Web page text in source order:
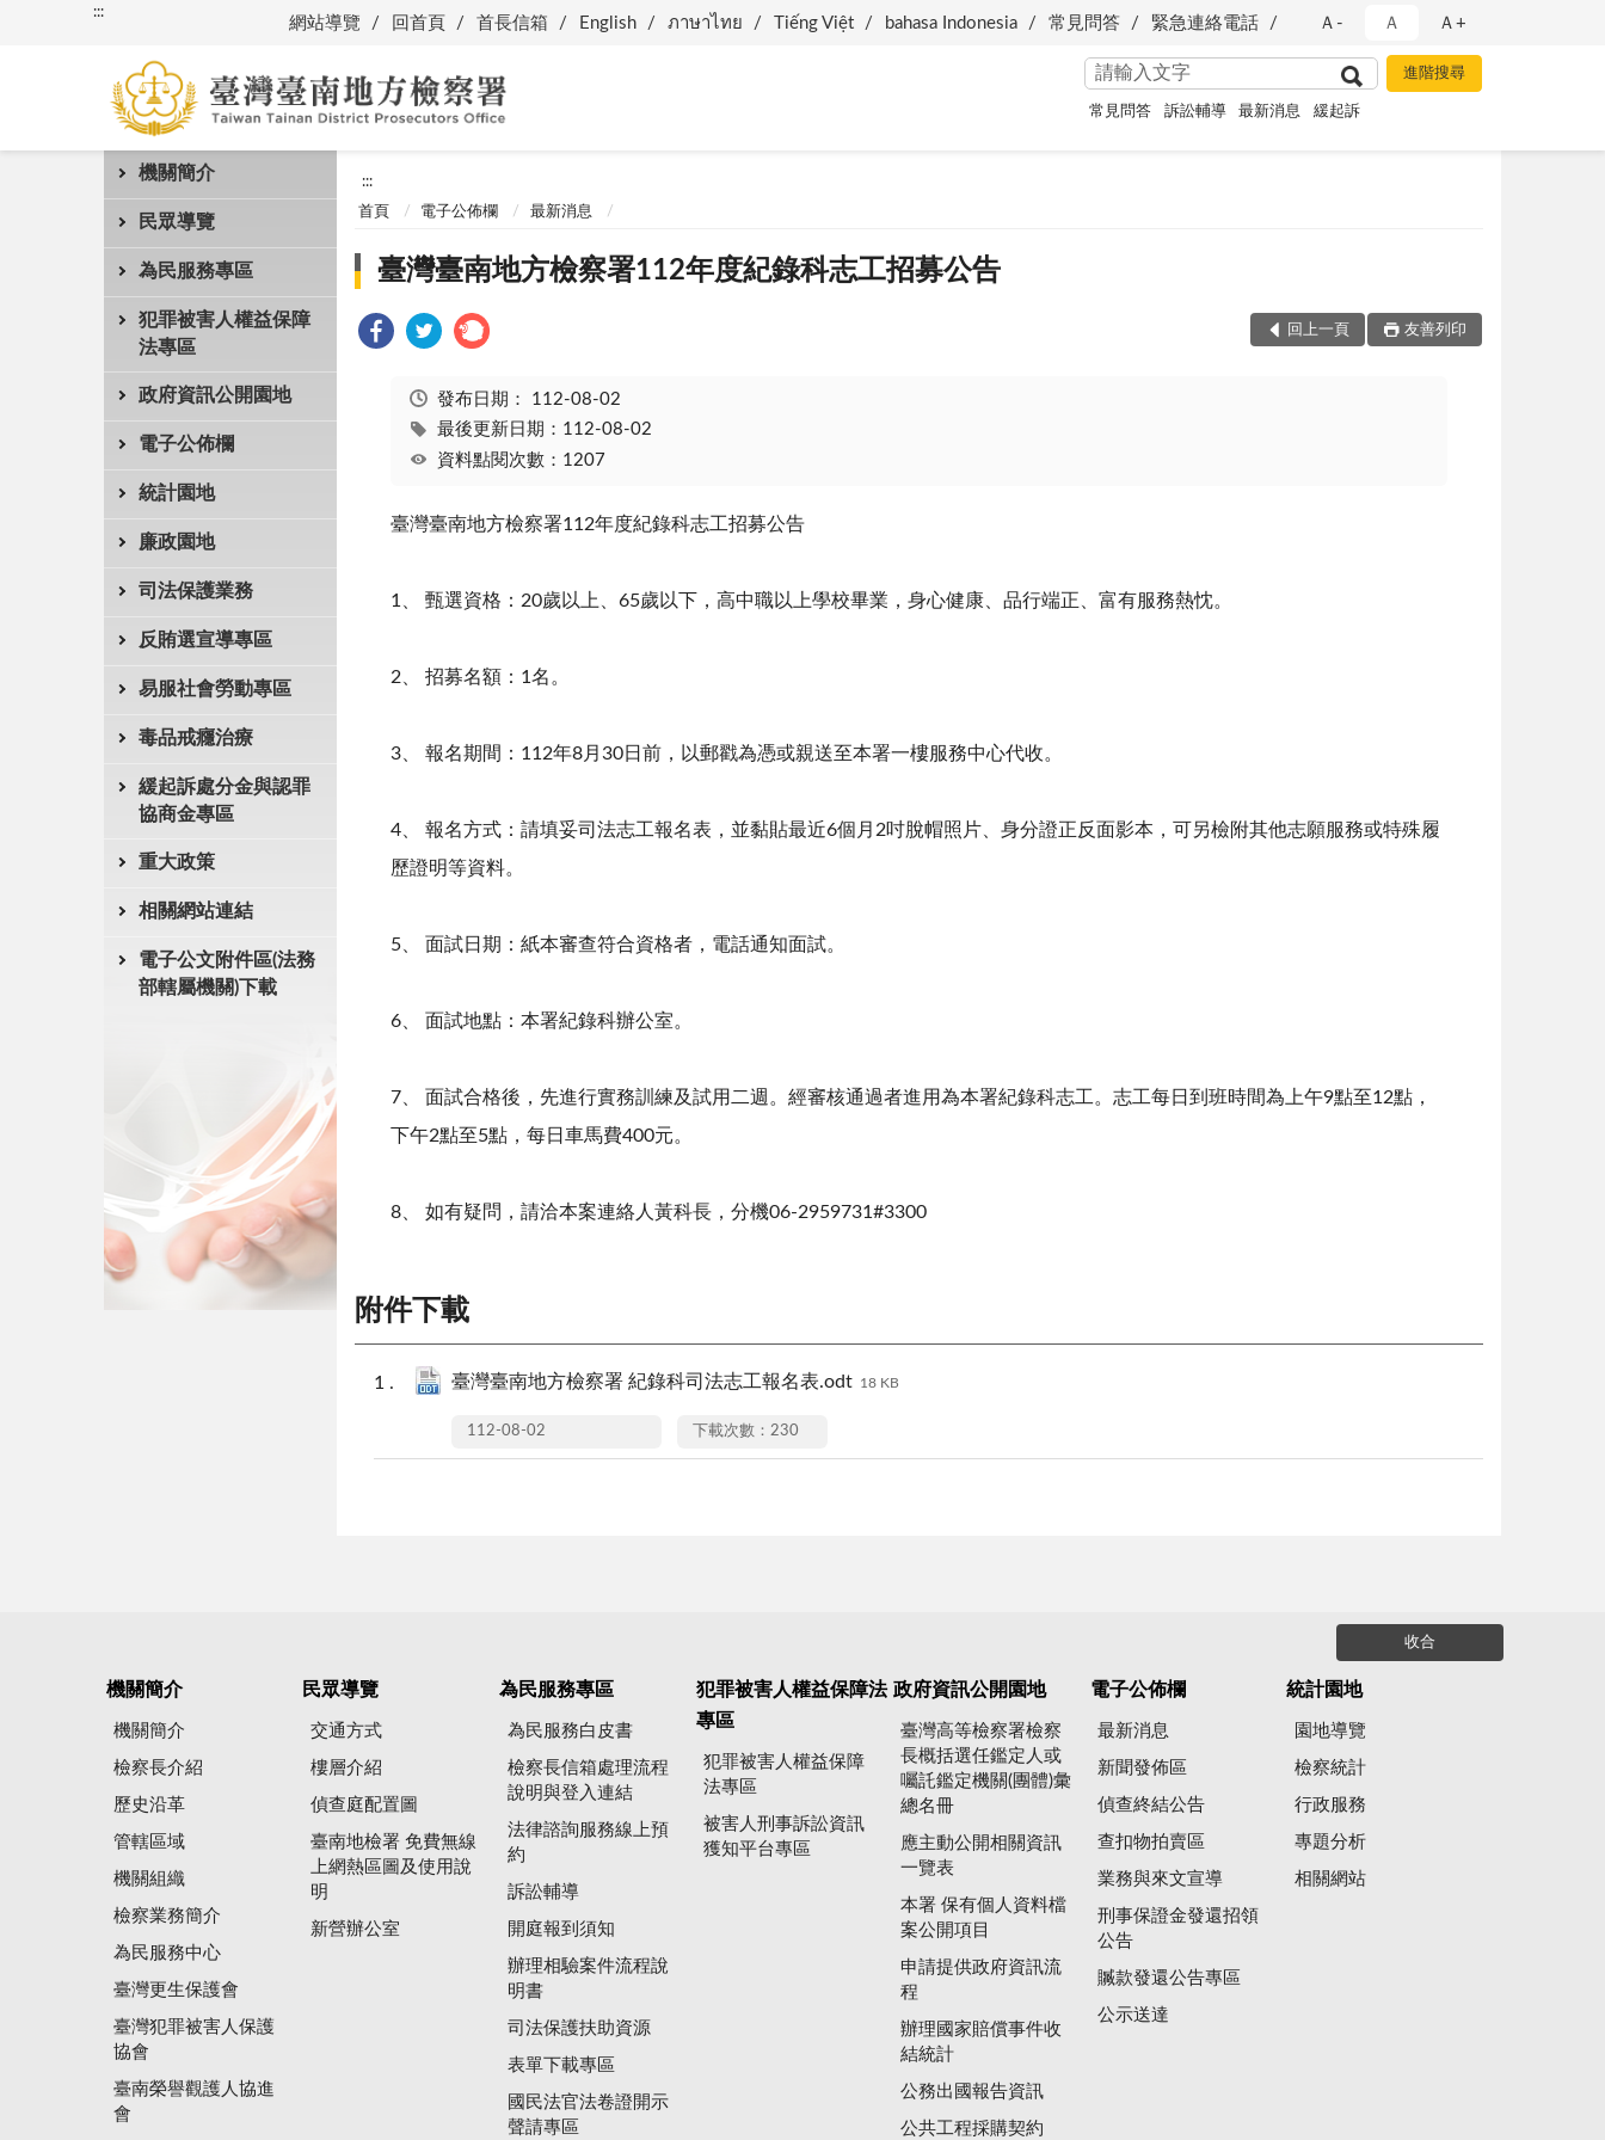
:::
網站導覽 回首頁 首長信箱 English ภาษาไทย Tiếng Việt bahasa Indonesia 常見問答 緊急連絡電話 Ａ- Ａ Ａ+
常見問答 訴訟輔導 最新消息 緩起訴
機關簡介
民眾導覽
為民服務專區
犯罪被害人權益保障
法專區
政府資訊公開園地
電子公佈欄
統計園地
廉政園地
司法保護業務
反賄選宣導專區
易服社會勞動專區
毒品戒癮治療
緩起訴處分金與認罪
協商金專區
重大政策
相關網站連結
電子公文附件區(法務
部轄屬機關)下載
:::
首頁 電子公佈欄 最新消息
臺灣臺南地方檢察署112年度紀錄科志工招募公告
回上一頁 友善列印
發布日期： 112-08-02
最後更新日期：112-08-02
資料點閱次數：1207
臺灣臺南地方檢察署112年度紀錄科志工招募公告
1、 甄選資格： 20歲以上、 65歲以下，高中職以上學校畢業，身心健康、品行端正、富有服務熱忱。
2、 招募名額： 1名。
3、 報名期間： 112年8月 30日前，以郵戳為憑或親送至本署一樓服務中心代收。
4、 報名方式：請填妥司法志工報名表，並黏貼最近6個月 2吋脫帽照片、身分證正反面影本，可另檢附其他志願服務或特殊履
歷證明等資料。
5、 面試日期：紙本審查符合資格者，電話通知面試。
6、 面試地點：本署紀錄科辦公室。
7、 面試合格後，先進行實務訓練及試用二週。經審核通過者進用為本署紀錄科志工。志工每日到班時間為上午9點至12點，
下午2點至5點，每日車馬費400元。
8、 如有疑問，請洽本案連絡人黃科長，分機06-2959731#3300
附件下載
臺灣臺南地方檢察署 紀錄科司法志工報名表.odt 18 KB
112-08-02 下載次數：230
收合
機關簡介
機關簡介
檢察長介紹
歷史沿革
管轄區域
機關組織
檢察業務簡介
為民服務中心
臺灣更生保護會
臺灣犯罪被害人保護
協會
臺南榮譽觀護人協進
會
民眾導覽
交通方式
樓層介紹
偵查庭配置圖
臺南地檢署 免費無線
上網熱區圖及使用說
明
新營辦公室
為民服務專區
為民服務白皮書
檢察長信箱處理流程
說明與登入連結
法律諮詢服務線上預
約
訴訟輔導
開庭報到須知
辦理相驗案件流程說
明書
司法保護扶助資源
表單下載專區
國民法官法卷證開示
聲請專區
犯罪被害人權益保障法
專區
犯罪被害人權益保障
法專區
被害人刑事訴訟資訊
獲知平台專區
政府資訊公開園地
臺灣高等檢察署檢察
長概括選任鑑定人或
囑託鑑定機關(團體)彙
總名冊
應主動公開相關資訊
一覽表
本署 保有個人資料檔
案公開項目
申請提供政府資訊流
程
辦理國家賠償事件收
結統計
公務出國報告資訊
公共工程採購契約
電子公佈欄
最新消息
新聞發佈區
偵查終結公告
查扣物拍賣區
業務與來文宣導
刑事保證金發還招領
公告
贓款發還公告專區
公示送達
統計園地
園地導覽
檢察統計
行政服務
專題分析
相關網站